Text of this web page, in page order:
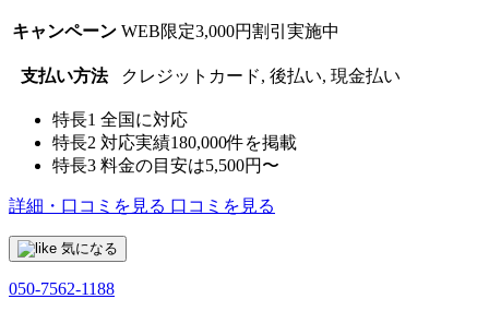
キャンペーン WEB限定3,000円割引実施中
支払い方法 クレジットカード, 後払い, 現金払い
特長1 全国に対応
特長2 対応実績180,000件を掲載
特長3 料金の目安は5,500円〜
詳細・口コミを見る 口コミを見る
気になる
050-7562-1188